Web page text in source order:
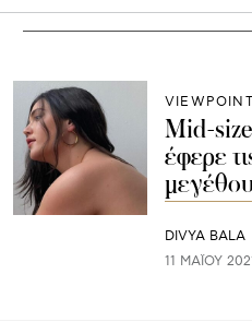
VIEWPOINT
Mid-
έφερε
DIVYA BALA
11 ΜΑΪ́ΟΥ